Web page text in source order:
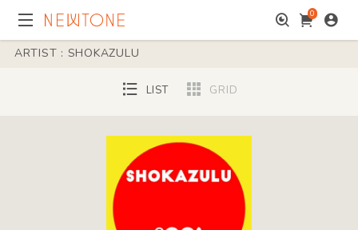
0
ARTIST : SHOKAZULU
LIST GRID